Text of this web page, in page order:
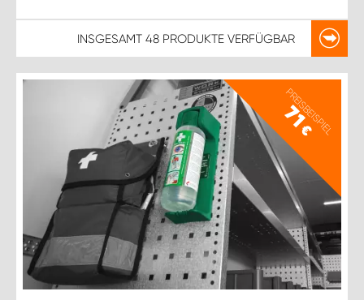
INSGESAMT 48 PRODUKTE VERFÜGBAR
PREISBEISPIEL
71
€